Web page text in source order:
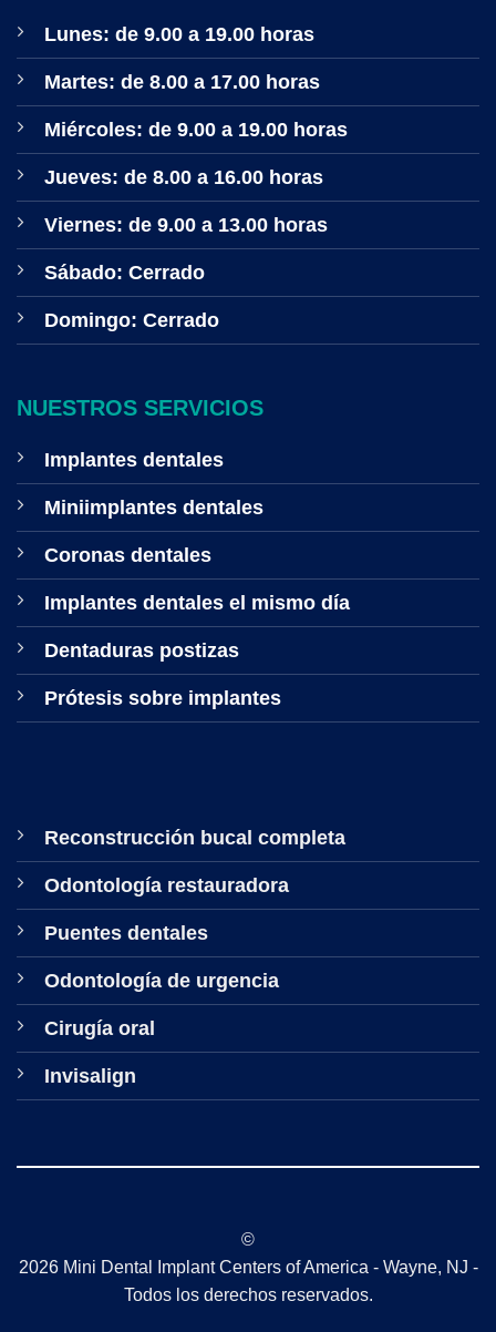
Lunes: de 9.00 a 19.00 horas
Martes: de 8.00 a 17.00 horas
Miércoles: de 9.00 a 19.00 horas
Jueves: de 8.00 a 16.00 horas
Viernes: de 9.00 a 13.00 horas
Sábado: Cerrado
Domingo: Cerrado
NUESTROS SERVICIOS
Implantes dentales
Miniimplantes dentales
Coronas dentales
Implantes dentales el mismo día
Dentaduras postizas
Prótesis sobre implantes
Reconstrucción bucal completa
Odontología restauradora
Puentes dentales
Odontología de urgencia
Cirugía oral
Invisalign
©
2026 Mini Dental Implant Centers of America - Wayne, NJ -
Todos los derechos reservados.